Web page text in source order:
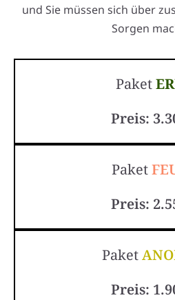
und Sie müssen sich über
Sorgen
Paket
Preis:
Paket
Preis:
Paket
Preis: